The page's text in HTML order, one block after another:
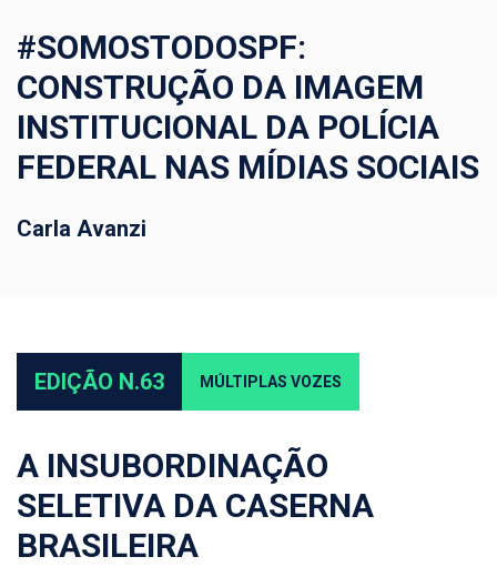
#SOMOSTODOSPF:
CONSTRUÇÃO DA IMAGEM
INSTITUCIONAL DA POLÍCIA
FEDERAL NAS MÍDIAS SOCIAIS
Carla Avanzi
EDIÇÃO N.63 MÚLTIPLAS VOZES
A INSUBORDINAÇÃO
SELETIVA DA CASERNA
BRASILEIRA